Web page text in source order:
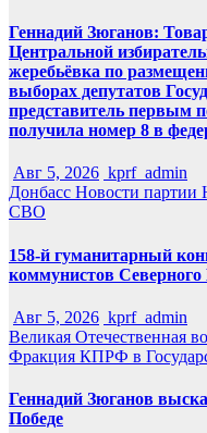
Геннадий Зюганов:
Центральной
жеребьёвка по
выборах депутатов
представитель первым
получила номер 8 в
Авг 5, 2026 kprf_admin
Донбасс Новости партии
СВО
158-й гуманитарный
коммунистов
Авг 5, 2026 kprf_admin
Великая Отечественная
Фракция КПРФ в
Геннадий Зюганов
Победе